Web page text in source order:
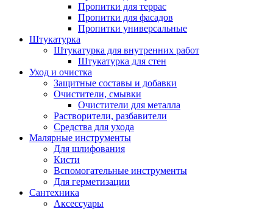
Пропитки для террас
Пропитки для фасадов
Пропитки универсальные
Штукатурка
Штукатурка для внутренних работ
Штукатурка для стен
Уход и очистка
Защитные составы и добавки
Очистители, смывки
Очистители для металла
Растворители, разбавители
Средства для ухода
Малярные инструменты
Для шлифования
Кисти
Вспомогательные инструменты
Для герметизации
Сантехника
Аксессуары